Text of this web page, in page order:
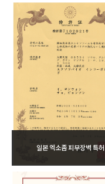
일본 엑소좀 피부장벽 특허